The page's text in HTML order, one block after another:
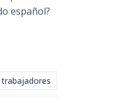
español?